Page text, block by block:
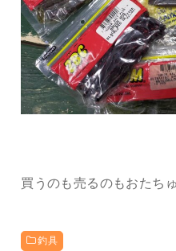
買うのも売るのもおたち
釣具